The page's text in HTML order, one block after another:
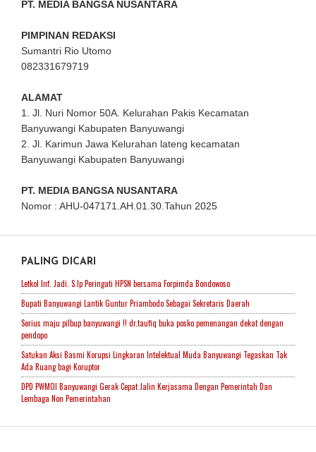
PT. MEDIA BANGSA NUSANTARA
PIMPINAN REDAKSI
Sumantri Rio Utomo
082331679719
ALAMAT
1. Jl. Nuri Nomor 50A. Kelurahan Pakis Kecamatan
Banyuwangi Kabupaten Banyuwangi
2. Jl. Karimun Jawa Kelurahan lateng kecamatan
Banyuwangi Kabupaten Banyuwangi
PT. MEDIA BANGSA NUSANTARA
Nomor : AHU-047171.AH.01.30.Tahun 2025
PALING DICARI
Letkol Inf. Jadi. S.Ip Peringati HPSN bersama Forpimda Bondowoso
Bupati Banyuwangi Lantik Guntur Priambodo Sebagai Sekretaris Daerah
Serius maju pilbup banyuwangi !! dr.taufiq buka posko pemenangan dekat dengan
pendopo
Satukan Aksi Basmi Korupsi Lingkaran Intelektual Muda Banyuwangi Tegaskan Tak
Ada Ruang bagi Koruptor
DPD PWMOI Banyuwangi Gerak Cepat Jalin Kerjasama Dengan Pemerintah Dan
Lembaga Non Pemerintahan